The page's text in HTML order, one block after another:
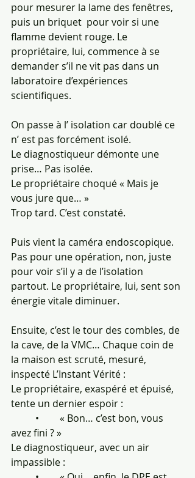
pour mesurer la lame des fenêtres,
puis un briquet  pour voir si une
flamme devient rouge. Le
propriétaire, lui, commence à se
demander s’il ne vit pas dans un
laboratoire d’expériences
scientifiques.
On passe à l’ isolation car doublé ce
n’ est pas forcément isolé.
Le diagnostiqueur démonte une
prise… Pas isolée.
Le propriétaire choqué « Mais je
vous jure que… »
Trop tard. C’est constaté.
Puis vient la caméra endoscopique.
Pas pour une opération, non, juste
pour voir s’il y a de l’isolation
partout. Le propriétaire, lui, sent son
énergie vitale diminuer.
Ensuite, c’est le tour des combles, de
la cave, de la VMC… Chaque coin de
la maison est scruté, mesuré,
inspecté L’Instant Vérité :
Le propriétaire, exaspéré et épuisé,
tente un dernier espoir :
avez fini ? »
Le diagnostiqueur, avec un air
impassible :